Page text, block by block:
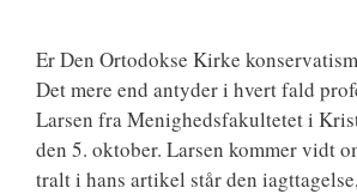
Er Den Orto­dok­se Kir­ke
Det mere end anty­der i hvert fald
Lar­sen fra Menig­heds­faku­l­te­tet i
den 5. okto­ber. Lar­sen kom­mer vidt
tralt i hans arti­kel står den